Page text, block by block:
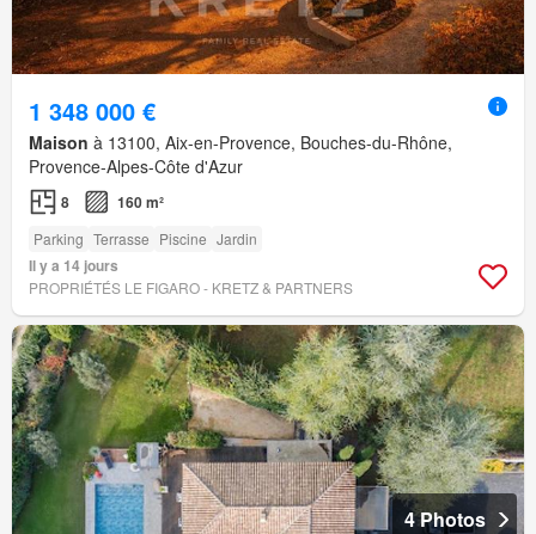
1 348 000 €
Maison à 13100, Aix-en-Provence, Bouches-du-Rhône,
Provence-Alpes-Côte d'Azur
8 160 m²
Parking Terrasse Piscine Jardin
Il y a 14 jours
PROPRIÉTÉS LE FIGARO - KRETZ & PARTNERS
4 Photos